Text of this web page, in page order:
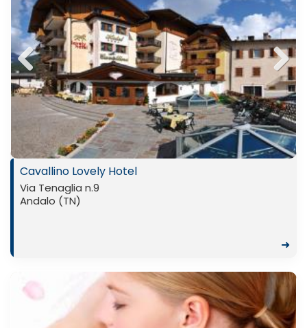
Previ
Next
Cavallino Lovely Hotel
Via Tenaglia n.9
Andalo (TN)
➜